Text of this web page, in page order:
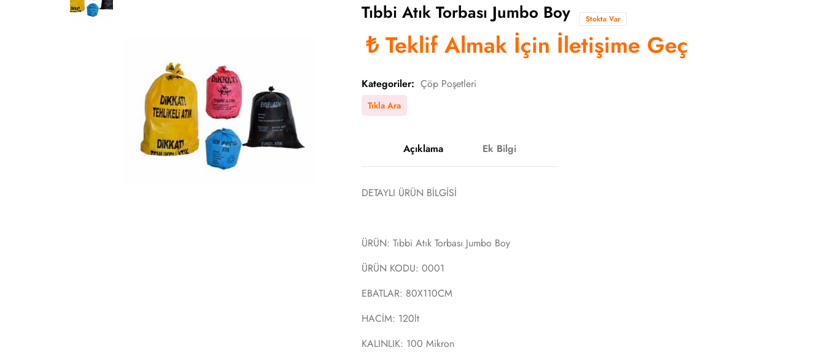
Tıbbi Atık Torbası Jumbo Boy Stokta Var
₺ Teklif Almak İçin İletişime Geç
Kategoriler: Çöp Poşetleri
Tıkla Ara
Açıklama Ek Bilgi
DETAYLI ÜRÜN BİLGİSİ
ÜRÜN: Tıbbi Atık Torbası Jumbo Boy
ÜRÜN KODU: 0001
EBATLAR: 80X110CM
HACİM: 120lt
KALINLIK: 100 Mikron